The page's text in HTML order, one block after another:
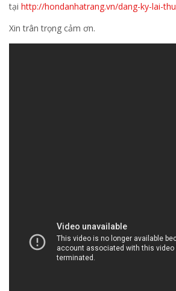
tại http://hondanhatrang.vn/dang-ky-lai-thu
Xin trân trọng cảm ơn.